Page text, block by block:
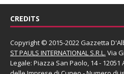
CREDITS
Copyright © 2015-2022 Gazzetta
ST PAULS INTERNATIONAL S.R.L. Via
Legale: Piazza San Paolo, 14 -